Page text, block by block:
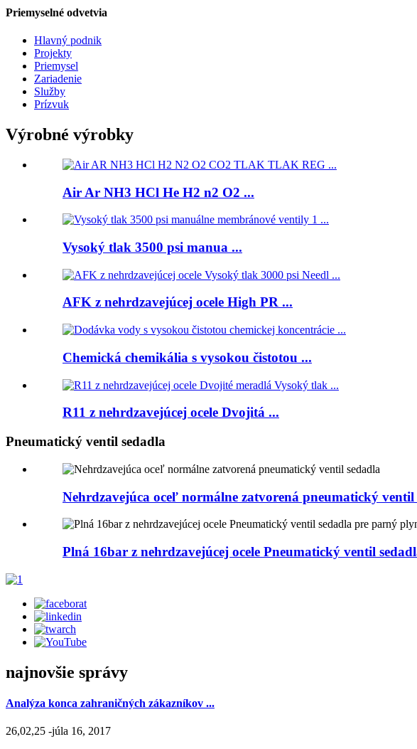
Priemyselné odvetvia
Hlavný podnik
Projekty
Priemysel
Zariadenie
Služby
Prízvuk
Výrobné výrobky
Air Ar NH3 HCl He H2 n2 O2 ...
Vysoký tlak 3500 psi manua ...
AFK z nehrdzavejúcej ocele High PR ...
Chemická chemikália s vysokou čistotou ...
R11 z nehrdzavejúcej ocele Dvojitá ...
Pneumatický ventil sedadla
Nehrdzavejúca oceľ normálne zatvorená pneumatický ventil
Plná 16bar z nehrdzavejúcej ocele Pneumatický ventil
najnovšie správy
Analýza konca zahraničných zákazníkov ...
26,02,25 -júla 16, 2017